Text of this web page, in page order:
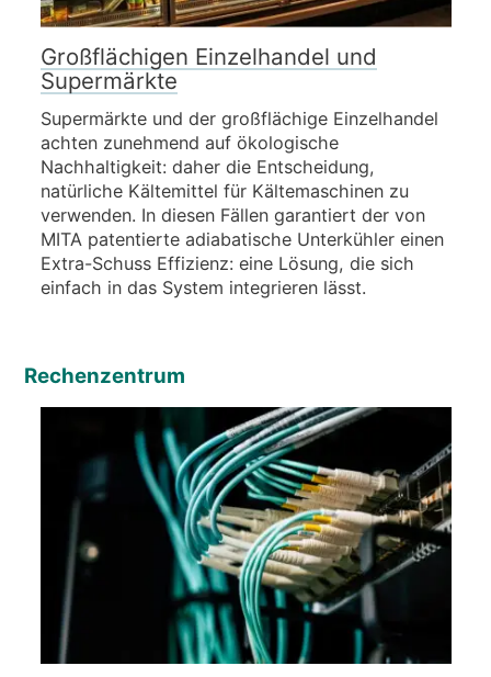
Großflächigen Einzelhandel und
Supermärkte
Supermärkte und der großflächige Einzelhandel
achten zunehmend auf ökologische
Nachhaltigkeit: daher die Entscheidung,
natürliche Kältemittel für Kältemaschinen zu
verwenden. In diesen Fällen garantiert der von
MITA patentierte adiabatische Unterkühler einen
Extra-Schuss Effizienz: eine Lösung, die sich
einfach in das System integrieren lässt.
Rechenzentrum